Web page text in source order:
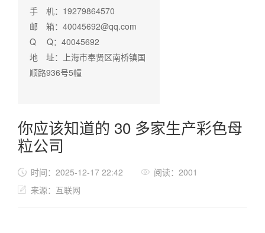
手 机：19279864570
邮 箱：40045692@qq.com
Q Q：40045692
地 址：上海市奉贤区南桥镇国
顺路936号5幢
你应该知道的 30 多家生产彩色母
粒公司
时间：2025-12-17 22:42
阅读：2001
来源：互联网